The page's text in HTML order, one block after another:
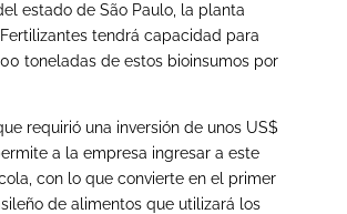
estado de São Paulo, la planta
tendrá capacidad para
toneladas de estos bioinsumos por
requirió una inversión de unos US$
a la empresa ingresar a este
con lo que convierte en el primer
de alimentos que utilizará los